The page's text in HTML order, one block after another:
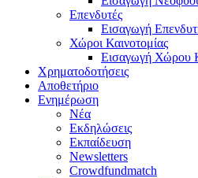
Επενδυτές
Εισαγωγή
Χώροι Καινοτομίας
Εισαγωγή Χώρου
Χρηματοδοτήσεις
Αποθετήριο
Ενημέρωση
Νέα
Εκδηλώσεις
Εκπαίδευση
Newsletters
Crowdfundmatch